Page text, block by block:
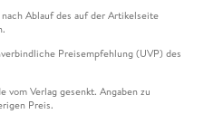
Ablauf des auf der Artikelseite
Preisempfehlung (UVP) des
vom Verlag gesenkt. Angaben zu
Preis.